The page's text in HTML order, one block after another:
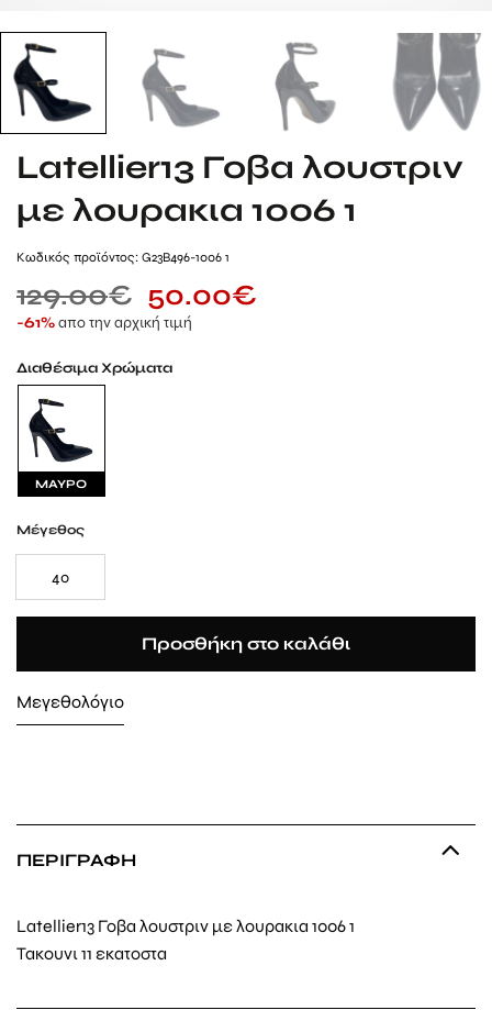
Latellier13 Γοβα λουστριν
με λουρακια 1006 1
Kωδικός προϊόντος: G23B496-1006 1
129.00€ 50.00€
-61%απο την αρχική τιμή
Διαθέσιμα Χρώματα
ΜΑΥΡΟ
Μέγεθος
40
Προσθήκη στο καλάθι
Μεγεθολόγιο
ΠΕΡΙΓΡΑΦΉ
Latellier13 Γοβα λουστριν με λουρακια 1006 1
Τακουνι 11 εκατοστα